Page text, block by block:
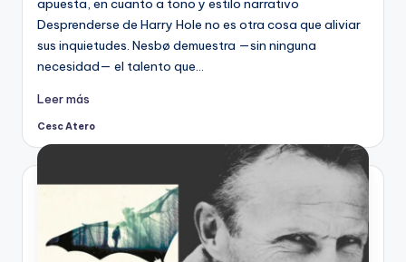
apuesta, en cuanto a tono y estilo narrativo
Desprenderse de Harry Hole no es otra cosa que aliviar
sus inquietudes. Nesbø demuestra —sin ninguna
necesidad— el talento que…
Leer más
Publicado
por
Cesc Atero